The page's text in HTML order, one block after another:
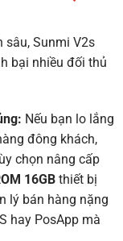
sâu, Sunmi V2s
bại nhiều đối thủ
Nếu bạn lo lắng
đông khách,
chọn nâng cấp
16GBthiết bị
lý bán hàng nặng
hay PosApp mà